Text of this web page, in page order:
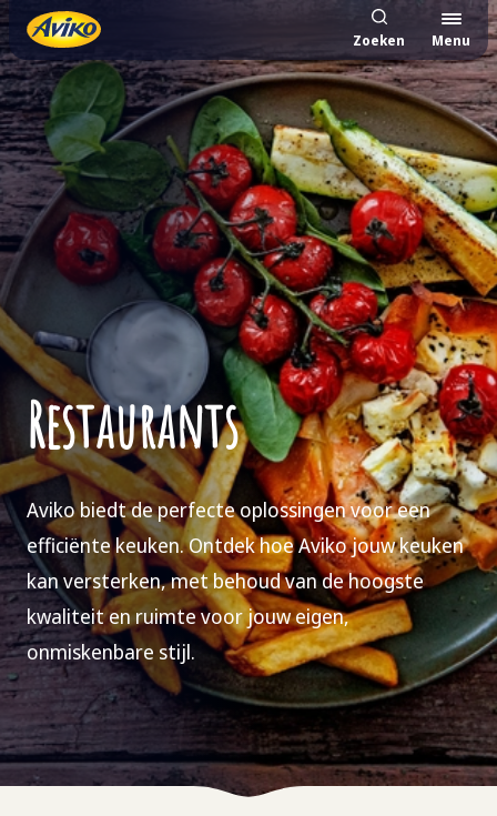
Zoeken Menu
Restaurants
Aviko biedt de perfecte oplossingen voor een
efficiënte keuken. Ontdek hoe Aviko jouw keuken
kan versterken, met behoud van de hoogste
kwaliteit en ruimte voor jouw eigen,
onmiskenbare stijl.